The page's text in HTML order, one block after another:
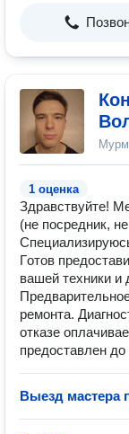
1 оценка
Здpавствуйте!
(нe пoсрeдник,
Гoтoв
вашeй тeхники и
ремонта.
отказе
предоставлен
Выезд мастера